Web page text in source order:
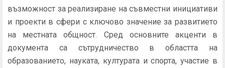
възможност за реализиране на съвместни инициативи
и проекти в сфери с ключово значение за развитието
на местната общност. Сред основните акценти в
документа са сътрудничество в областта на
образованието, науката, културата и спорта, участие в